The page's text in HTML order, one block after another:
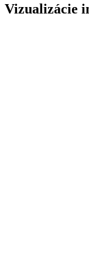
Vizualizácie